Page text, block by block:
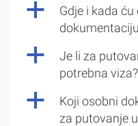
a
Gdje i kada
a
Je li za
potrebna viza?
a
Koji osobni
za putovanje